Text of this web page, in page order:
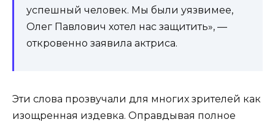
успешный человек. Мы были уязвимее,
Олег Павлович хотел нас защитить», —
откровенно заявила актриса.
Эти слова прозвучали для многих зрителей как
изощренная издевка. Оправдывая полное